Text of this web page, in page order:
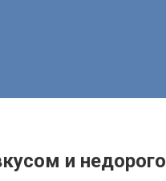
и недорого